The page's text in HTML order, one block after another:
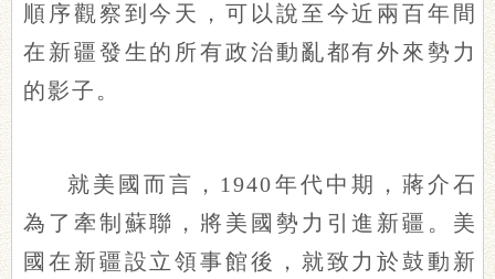
順序觀察到今天，可以說至今近兩百年間
在新疆發生的所有政治動亂都有外來勢力
的影子。
就美國而言，1940年代中期，蔣介石
為了牽制蘇聯，將美國勢力引進新疆。美
國在新疆設立領事館後，就致力於鼓動新